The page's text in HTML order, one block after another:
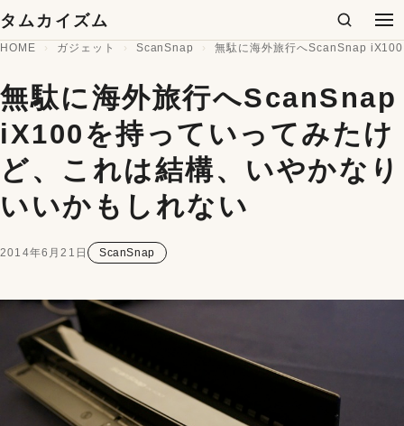
コンテンツへスキップ
タムカイズム 検索 メ
HOME ガジェット ScanSnap 無駄に海外旅行へScanSnap
無駄に海外旅行へScanSnap
iX100を持っていってみたけ
ど、これは結構、いやかなり
いいかもしれない
2014年6月21日 ScanSnap